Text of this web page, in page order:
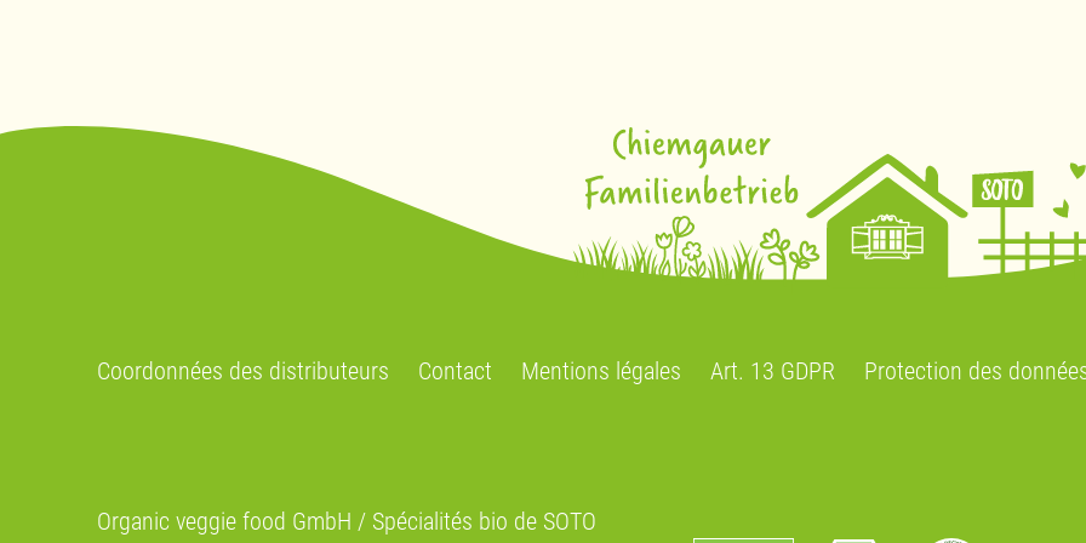
Coordonnées des distributeurs Contact Mentions légales Art. 13 GDPR Protection des
Organic veggie food GmbH / Spécialités bio de SOTO